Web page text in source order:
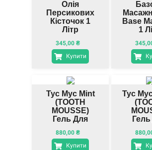
Олія
Персикових
Кісточок 1
Літр
345,00 ₴
Купити
Base
1
Тус Мус Mint
(TOOTH
MOUSSE)
Гель Для
Та Зміцнення
Зубів
880,00 ₴
Купити
Тус
Зубів